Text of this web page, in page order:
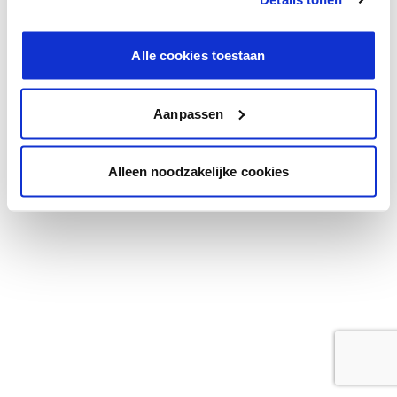
Alle cookies toestaan
Aanpassen
Alleen noodzakelijke cookies
browser console for more information).